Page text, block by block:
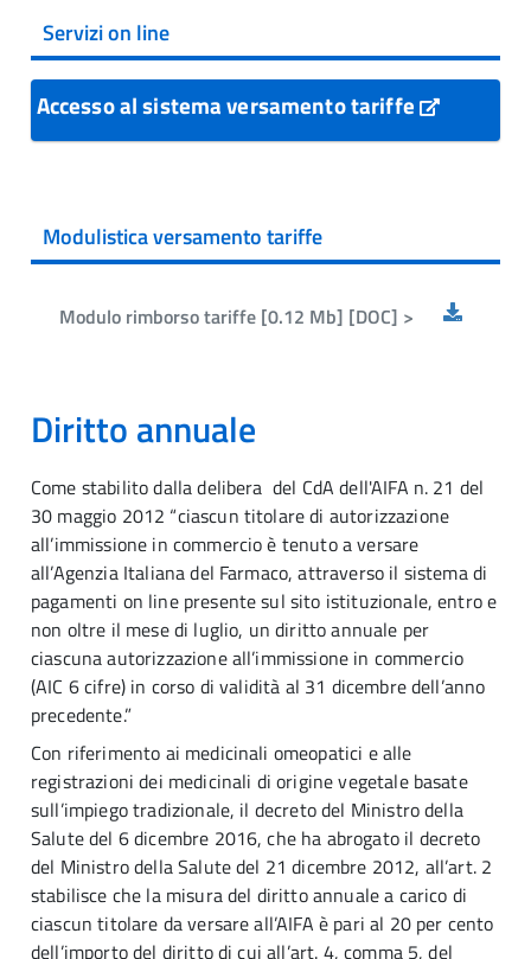
Servizi on line
Accesso al sistema versamento tariffe
Modulistica versamento tariffe
Modulo rimborso tariffe [0.12 Mb] [DOC] >
Diritto annuale
Come stabilito dalla delibera del CdA dell'AIFA n. 21 del
30 maggio 2012 “ciascun titolare di autorizzazione
all’immissione in commercio è tenuto a versare
all’Agenzia Italiana del Farmaco, attraverso il sistema di
pagamenti on line presente sul sito istituzionale, entro e
non oltre il mese di luglio, un diritto annuale per
ciascuna autorizzazione all’immissione in commercio
(AIC 6 cifre) in corso di validità al 31 dicembre dell’anno
precedente.”
Con riferimento ai medicinali omeopatici e alle
registrazioni dei medicinali di origine vegetale basate
sull’impiego tradizionale, il decreto del Ministro della
Salute del 6 dicembre 2016, che ha abrogato il decreto
del Ministro della Salute del 21 dicembre 2012, all’art. 2
stabilisce che la misura del diritto annuale a carico di
ciascun titolare da versare all’AIFA è pari al 20 per cento
dell’importo del diritto di cui all’art. 4, comma 5, del